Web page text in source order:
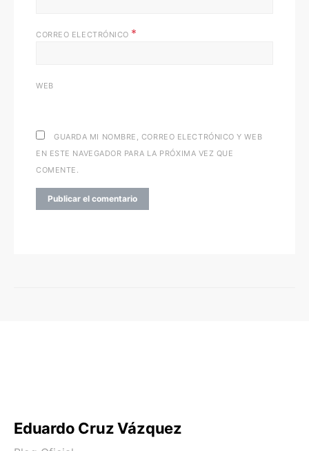
CORREO ELECTRÓNICO *
WEB
GUARDA MI NOMBRE, CORREO ELECTRÓNICO Y WEB
EN ESTE NAVEGADOR PARA LA PRÓXIMA VEZ QUE
COMENTE.
Eduardo Cruz Vázquez